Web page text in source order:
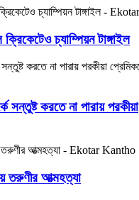
চ্যাম্পিয়ন টাঙ্গাইল
সন্তুষ্ট করতে না পারায় পরকীয়া
তরুণীর আত্মহত্যা